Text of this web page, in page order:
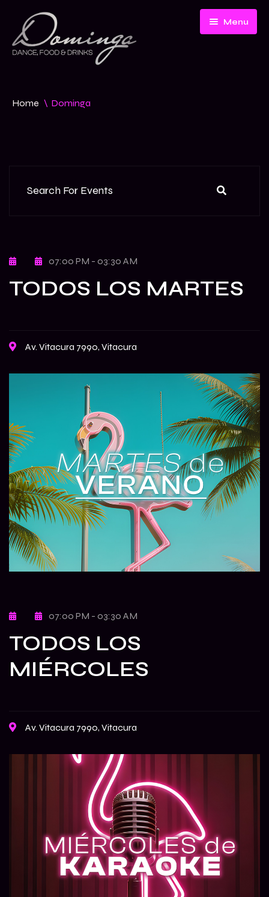
Menu
Home \ Dominga
07:00 PM - 03:30 AM
TODOS LOS MARTES
Av. Vitacura 7990, Vitacura
07:00 PM - 03:30 AM
TODOS LOS
MIÉRCOLES
Av. Vitacura 7990, Vitacura